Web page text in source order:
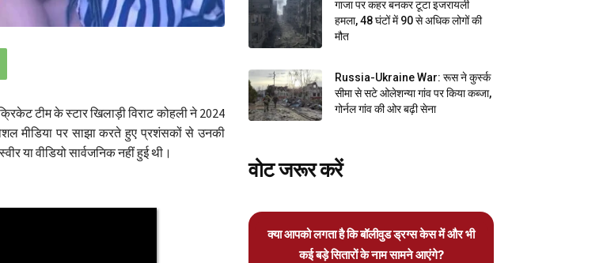
टीम के स्टार खिलाड़ी विराट कोहली ने 2024
मीडिया पर साझा करते हुए प्रशंसकों से उनकी
या वीडियो सार्वजनिक नहीं हुई थी।
गाजा पर कहर बनकर टूटा इजरायली
हमला, 48 घंटों में 90 से अधिक लोगों की
मौत
Russia-Ukraine War: रूस ने कुर्स्क
सीमा से सटे ओलेशन्या गांव पर किया कब्जा,
गोर्नल गांव की ओर बढ़ी सेना
वोट जरूर करें
क्या आपको लगता है कि बॉलीवुड ड्रग्स केस में और भी
कई बड़े सितारों के नाम सामने आएंगे?